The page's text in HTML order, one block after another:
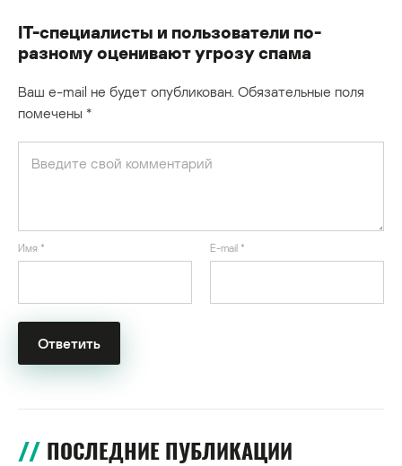
IT-специалисты и пользователи по-
разному оценивают угрозу спама
Ваш e-mail не будет опубликован. Обязательные поля
помечены *
Имя * E-mail *
ПОСЛЕДНИЕ ПУБЛИКАЦИИ